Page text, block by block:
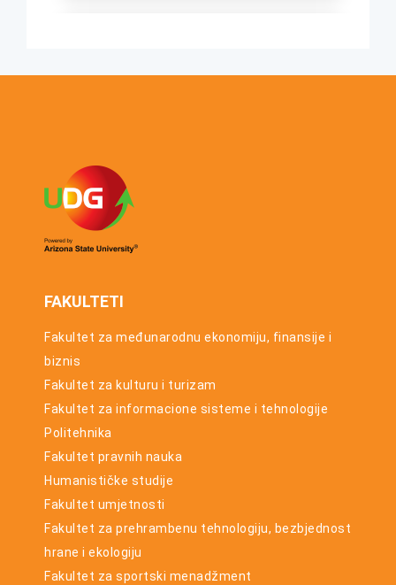
2025/26.
Konkurs za
studija za
studijsku
2026/27.
godinu
FAKULTETI
Fakultet za međunarodnu ekonomiju, finansije i
biznis
Fakultet za kulturu i turizam
Fakultet za informacione sisteme i tehnologije
Politehnika
Fakultet pravnih nauka
Humanističke studije
Fakultet umjetnosti
Fakultet za prehrambenu tehnologiju, bezbjednost
hrane i ekologiju
Fakultet za sportski menadžment